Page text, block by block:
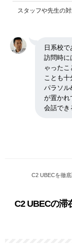
スタッフや先生の
日系校
訪問時に
ゃったこ
ことも十
パラソル
が置かれ
会話でき
C2 UBECを徹
C2 UBECの滞